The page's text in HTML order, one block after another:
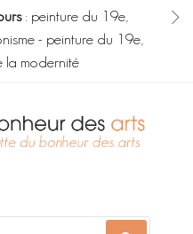
: peinture du 19e,
- peinture du 19e,
la modernité